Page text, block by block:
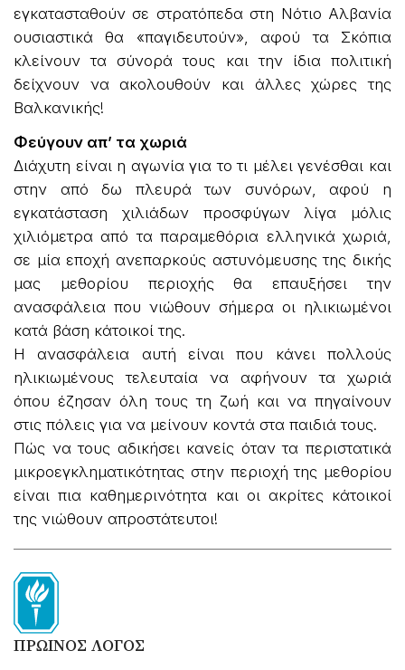
εγκατασταθούν σε στρατόπεδα στη Νότιο Αλβανία
ουσιαστικά θα «παγιδευτούν», αφού τα Σκόπια
κλείνουν τα σύνορά τους και την ίδια πολιτική
δείχνουν να ακολουθούν και άλλες χώρες της
Βαλκανικής!
Φεύγουν απ’ τα χωριά
Διάχυτη είναι η αγωνία για το τι μέλει γενέσθαι και
στην από δω πλευρά των συνόρων, αφού η
εγκατάσταση χιλιάδων προσφύγων λίγα μόλις
χιλιόμετρα από τα παραμεθόρια ελληνικά χωριά,
σε μία εποχή ανεπαρκούς αστυνόμευσης της δικής
μας μεθορίου περιοχής θα επαυξήσει την
ανασφάλεια που νιώθουν σήμερα οι ηλικιωμένοι
κατά βάση κάτοικοί της.
Η ανασφάλεια αυτή είναι που κάνει πολλούς
ηλικιωμένους τελευταία να αφήνουν τα χωριά
όπου έζησαν όλη τους τη ζωή και να πηγαίνουν
στις πόλεις για να μείνουν κοντά στα παιδιά τους.
Πώς να τους αδικήσει κανείς όταν τα περιστατικά
μικροεγκληματικότητας στην περιοχή της μεθορίου
είναι πια καθημερινότητα και οι ακρίτες κάτοικοί
της νιώθουν απροστάτευτοι!
ΠΡΩΙΝΟΣ ΛΟΓΟΣ